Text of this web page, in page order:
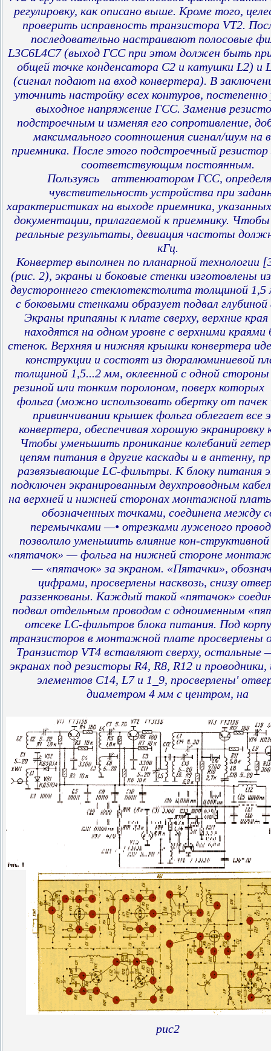
регулировку, как описано выше. Кроме того,
проверить исправность транзистора VT2.
последовательно настраивают полосовые
L3C6L4C7 (выход ГСС при этом должен быть
общей точке конденсатора С2 и катушки L2) и
(сигнал подают на вход конвертера). В
уточнить настройку всех контуров,
выходное напряжение ГСС. Заменив
подстроечным и изменяя его сопротивление,
максимального соотношения сигнал/шум на
приемника. После этого подстроечный
соответствующим постоянным.
Пользуясь аттенюатором ГСС,
чувствительность устройства при
характеристиках на выходе приемника,
документации, прилагаемой к приемнику.
реальные результаты, девиация частоты
кГц.
Конвертер выполнен по планарной технологии
(рис. 2), экраны и боковые стенки изготовлены
двустороннего стеклотекстолита толщиной
с боковыми стенками образует подвал
Экраны припаяны к плате сверху, верхние края
находятся на одном уровне с верхними краями
стенок. Верхняя и нижняя крышки конвертера
конструкции и состоят из дюралюминиевой
толщиной 1,5...2 мм, оклеенной с одной
резиной или тонким поролоном, поверх
фольга (можно использовать обертку от
привинчивании крышек фольга облегает все
конвертера, обеспечивая хорошую экранировку
Чтобы уменьшить проникание колебаний
цепям питания в другие каскады и в антенну,
развязывающие LC-фильтры. К блоку питания
подключен экранированным двухпроводным
на верхней и нижней сторонах монтажной
обозначенных точками, соединена между
перемычками —• отрезками луженого
позволило уменьшить влияние кон-
«пятачок» — фольга на нижней стороне
— «пятачок» за экраном. «Пятачки»,
цифрами, просверлены насквозь, снизу
раззенкованы. Каждый такой «пятачок»
подвал отдельным проводом с одноименным
отсеке LC-фильтров блока питания. Под
транзисторов в монтажной плате просверлены
Транзистор VT4 вставляют сверху, остальные
экранах под резисторы R4, R8, R12 и
элементов С14, L7 и 1_9, просверлены'
диаметром 4 мм с центром, на
рис2